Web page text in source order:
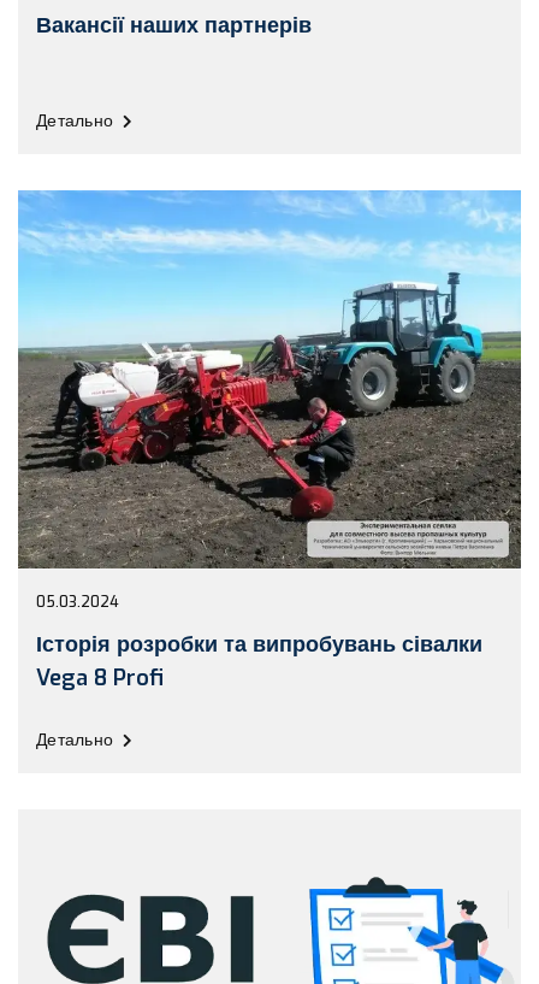
Вакансії наших партнерів
Детально
05.03.2024
Історія розробки та випробувань сівалки
Vega 8 Profi
Детально